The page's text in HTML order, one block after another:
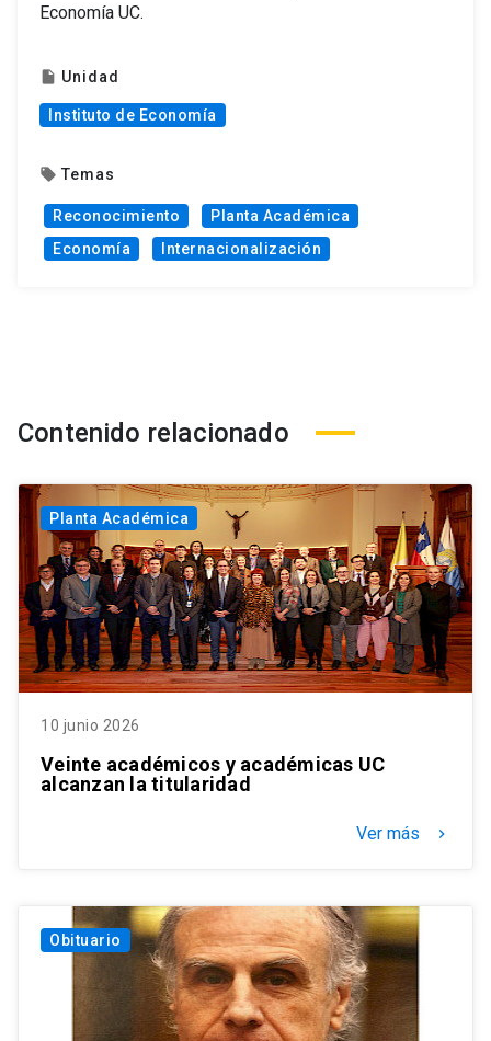
Economía UC.
insert_drive_file Unidad
Instituto de Economía
local_offer Temas
Reconocimiento
Planta Académica
Economía
Internacionalización
Contenido relacionado
Planta Académica
10 junio 2026
Veinte académicos y académicas UC
alcanzan la titularidad
Ver más keyboard_arrow_right
Obituario